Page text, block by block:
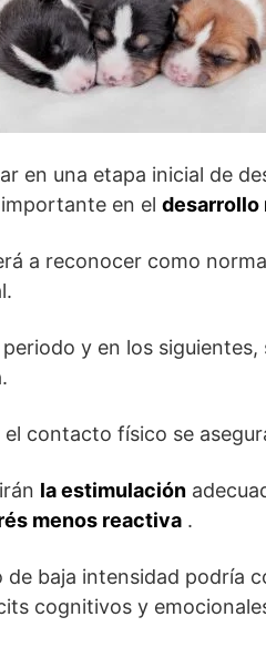
en una etapa inicial de
en el desarrollo
a reconocer como
periodo y en los
contacto físico se
la estimulación
menos reactiva .
baja intensidad podría
cognitivos y